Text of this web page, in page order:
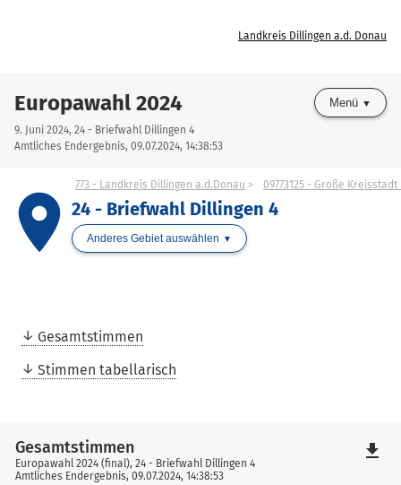
Landkreis Dillingen a.d. Donau
Europawahl 2024
9. Juni 2024, 24 - Briefwahl Dillingen 4
Amtliches Endergebnis, 09.07.2024, 14:38:53
Menü
place
773 - Landkreis Dillingen a.d.Donau 09773125 - Große
24 - Briefwahl Dillingen 4
Anderes Gebiet auswählen
Gesamtstimmen
Stimmen tabellarisch
Gesamtstimmen
Europawahl 2024 (final), 24 - Briefwahl Dillingen 4
Amtliches Endergebnis, 09.07.2024, 14:38:53
file_download